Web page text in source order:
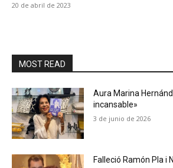
20 de abril de 2023
MOST READ
Aura Marina
incansable»
3 de junio de 2026
Falleció Ramón Pla i